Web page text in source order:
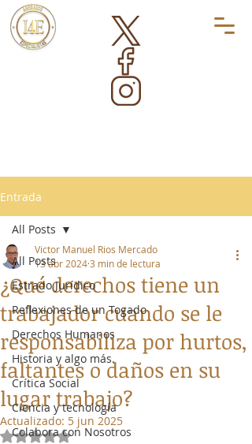
Entrada
All Posts
Estrado Jurídico
Reflexiones de un Togado
Derechos Humanos
Historia y algo más.
Crítica Social
Ciencia y tecnología
Colabora con Nosotros
All Posts
¿Qué derechos tiene un
trabajador cuando se le
responsabiliza por hurtos,
faltantes o daños en su
lugar trabajo?
Victor Manuel Rios Mercado
13 abr 20243 min de lectura
Actualizado: 5 jun 2025
Obtuvo NaN de 5 estrellas.